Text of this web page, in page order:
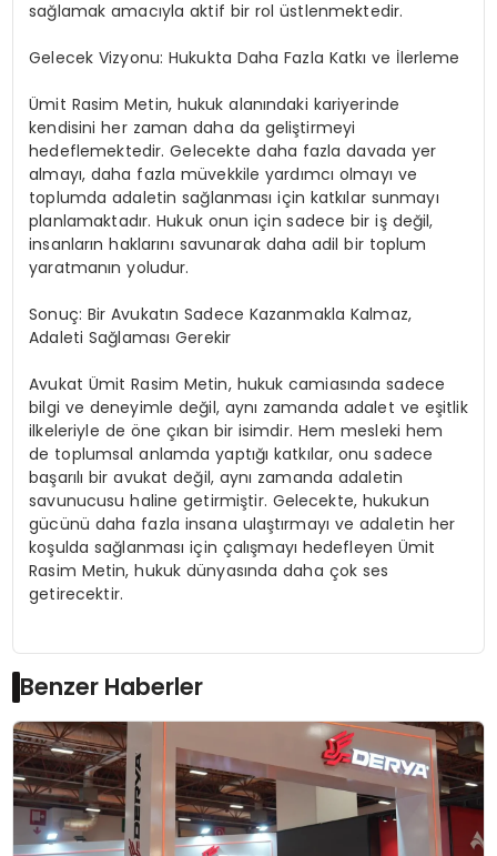
sağlamak amacıyla aktif bir rol üstlenmektedir.
Gelecek Vizyonu: Hukukta Daha Fazla Katkı ve İlerleme
Ümit Rasim Metin, hukuk alanındaki kariyerinde
kendisini her zaman daha da geliştirmeyi
hedeflemektedir. Gelecekte daha fazla davada yer
almayı, daha fazla müvekkile yardımcı olmayı ve
toplumda adaletin sağlanması için katkılar sunmayı
planlamaktadır. Hukuk onun için sadece bir iş değil,
insanların haklarını savunarak daha adil bir toplum
yaratmanın yoludur.
Sonuç: Bir Avukatın Sadece Kazanmakla Kalmaz,
Adaleti Sağlaması Gerekir
Avukat Ümit Rasim Metin, hukuk camiasında sadece
bilgi ve deneyimle değil, aynı zamanda adalet ve eşitlik
ilkeleriyle de öne çıkan bir isimdir. Hem mesleki hem
de toplumsal anlamda yaptığı katkılar, onu sadece
başarılı bir avukat değil, aynı zamanda adaletin
savunucusu haline getirmiştir. Gelecekte, hukukun
gücünü daha fazla insana ulaştırmayı ve adaletin her
koşulda sağlanması için çalışmayı hedefleyen Ümit
Rasim Metin, hukuk dünyasında daha çok ses
getirecektir.
Benzer Haberler